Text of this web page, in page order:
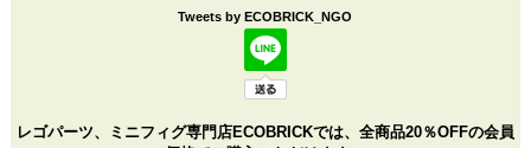
Tweets by ECOBRICK_NGO
レゴパーツ、ミニフィグ専門店ECOBRICKでは、全商品20％OFFの会員